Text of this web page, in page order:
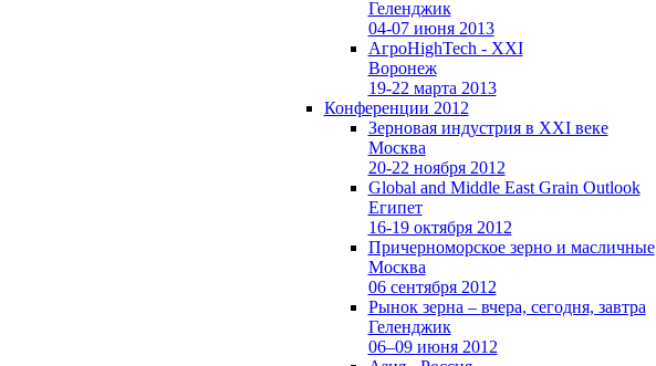
Геленджик
04-07 июня 2013
АгроHighTech - XXI
Воронеж
19-22 марта 2013
Конференции 2012
Зерновая индустрия в XXI веке
Москва
20-22 ноября 2012
Global and Middle East Grain Outlook
Египет
16-19 октября 2012
Причерноморское зерно и масличные
Москва
06 сентября 2012
Рынок зерна – вчера, сегодня, завтра
Геленджик
06–09 июня 2012